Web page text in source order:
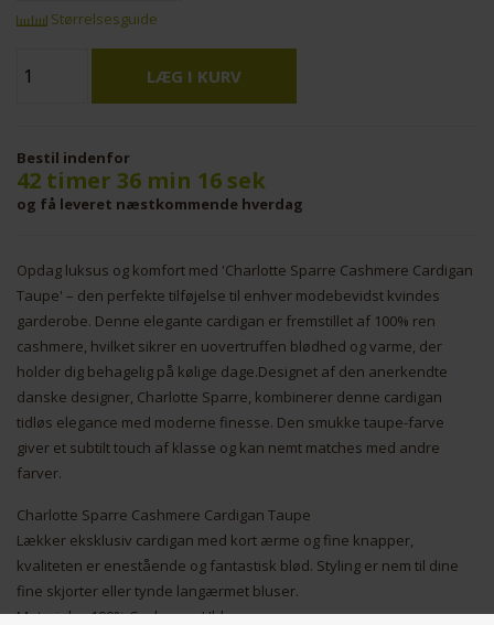
Størrelsesguide
Bestil indenfor
42 timer 36 min 16 sek
og få leveret næstkommende hverdag
Opdag luksus og komfort med 'Charlotte Sparre Cashmere Cardigan
Taupe' – den perfekte tilføjelse til enhver modebevidst kvindes
garderobe. Denne elegante cardigan er fremstillet af 100% ren
cashmere, hvilket sikrer en uovertruffen blødhed og varme, der
holder dig behagelig på kølige dage.Designet af den anerkendte
danske designer, Charlotte Sparre, kombinerer denne cardigan
tidløs elegance med moderne finesse. Den smukke taupe-farve
giver et subtilt touch af klasse og kan nemt matches med andre
farver.
Charlotte Sparre Cashmere Cardigan Taupe
Lækker eksklusiv cardigan med kort ærme og fine knapper,
kvaliteten er enestående og fantastisk blød. Styling er nem til dine
fine skjorter eller tynde langærmet bluser.
Materiale : 100% Cashmere Uld